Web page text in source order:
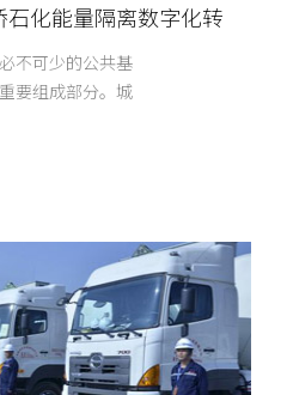
化能量隔离数字化转
不可少的公共基
要组成部分。城